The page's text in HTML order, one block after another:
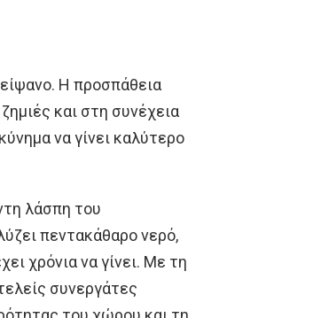
Η προσπάθεια
και στη συνέχεια
να γίνει καλύτερο
λάσπη του
πεντακάθαρο νερό,
χρόνια να γίνει. Με τη
συνεργάτες